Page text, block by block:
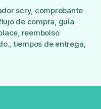
scry, comprobante
de compra, guía
, reembolso
, tiempos de entrega,